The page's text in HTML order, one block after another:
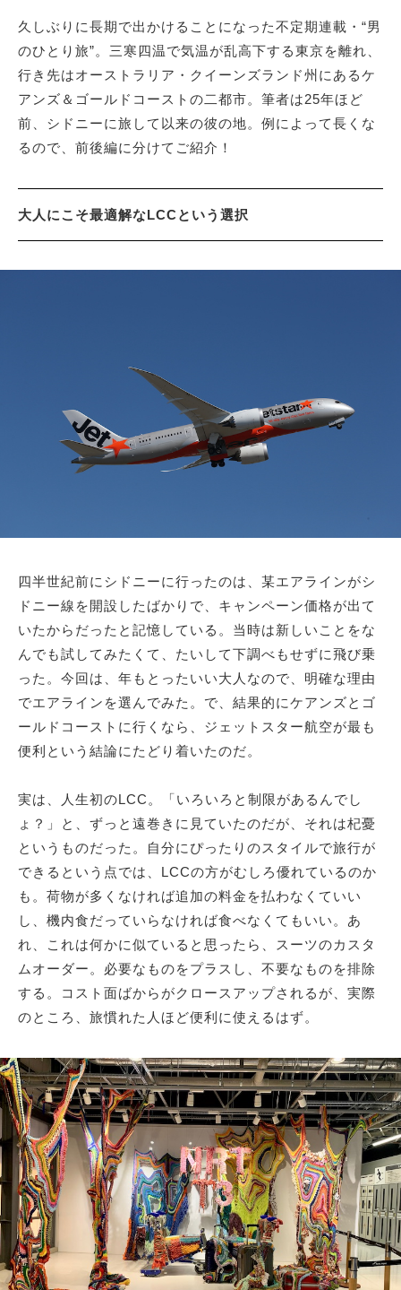
久しぶりに長期で出かけることになった不定期連載・“男
のひとり旅”。三寒四温で気温が乱高下する東京を離れ、
行き先はオーストラリア・クイーンズランド州にあるケ
アンズ＆ゴールドコーストの二都市。筆者は25年ほど
前、シドニーに旅して以来の彼の地。例によって長くな
るので、前後編に分けてご紹介！
大人にこそ最適解なLCCという選択
四半世紀前にシドニーに行ったのは、某エアラインがシ
ドニー線を開設したばかりで、キャンペーン価格が出て
いたからだったと記憶している。当時は新しいことをな
んでも試してみたくて、たいして下調べもせずに飛び乗
った。今回は、年もとったいい大人なので、明確な理由
でエアラインを選んでみた。で、結果的にケアンズとゴ
ールドコーストに行くなら、ジェットスター航空が最も
便利という結論にたどり着いたのだ。
実は、人生初のLCC。「いろいろと制限があるんでし
ょ？」と、ずっと遠巻きに見ていたのだが、それは杞憂
というものだった。自分にぴったりのスタイルで旅行が
できるという点では、LCCの方がむしろ優れているのか
も。荷物が多くなければ追加の料金を払わなくていい
し、機内食だっていらなければ食べなくてもいい。あ
れ、これは何かに似ていると思ったら、スーツのカスタ
ムオーダー。必要なものをプラスし、不要なものを排除
する。コスト面ばからがクロースアップされるが、実際
のところ、旅慣れた人ほど便利に使えるはず。